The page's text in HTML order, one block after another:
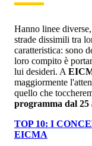
Hanno linee
strade dissimili tra
caratteristica: sono
loro compito è
lui desideri. A
maggiormente
quello che
programma dal 25
TOP 10: I
EICMA